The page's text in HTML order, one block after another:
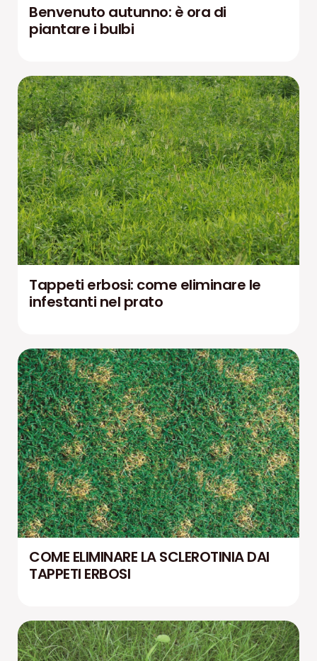
Benvenuto autunno: è ora di
piantare i bulbi
Tappeti erbosi: come eliminare le
infestanti nel prato
COME ELIMINARE LA SCLEROTINIA DAI
TAPPETI ERBOSI